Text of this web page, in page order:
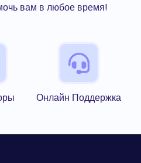
вам в любое время!
Онлайн Поддержка